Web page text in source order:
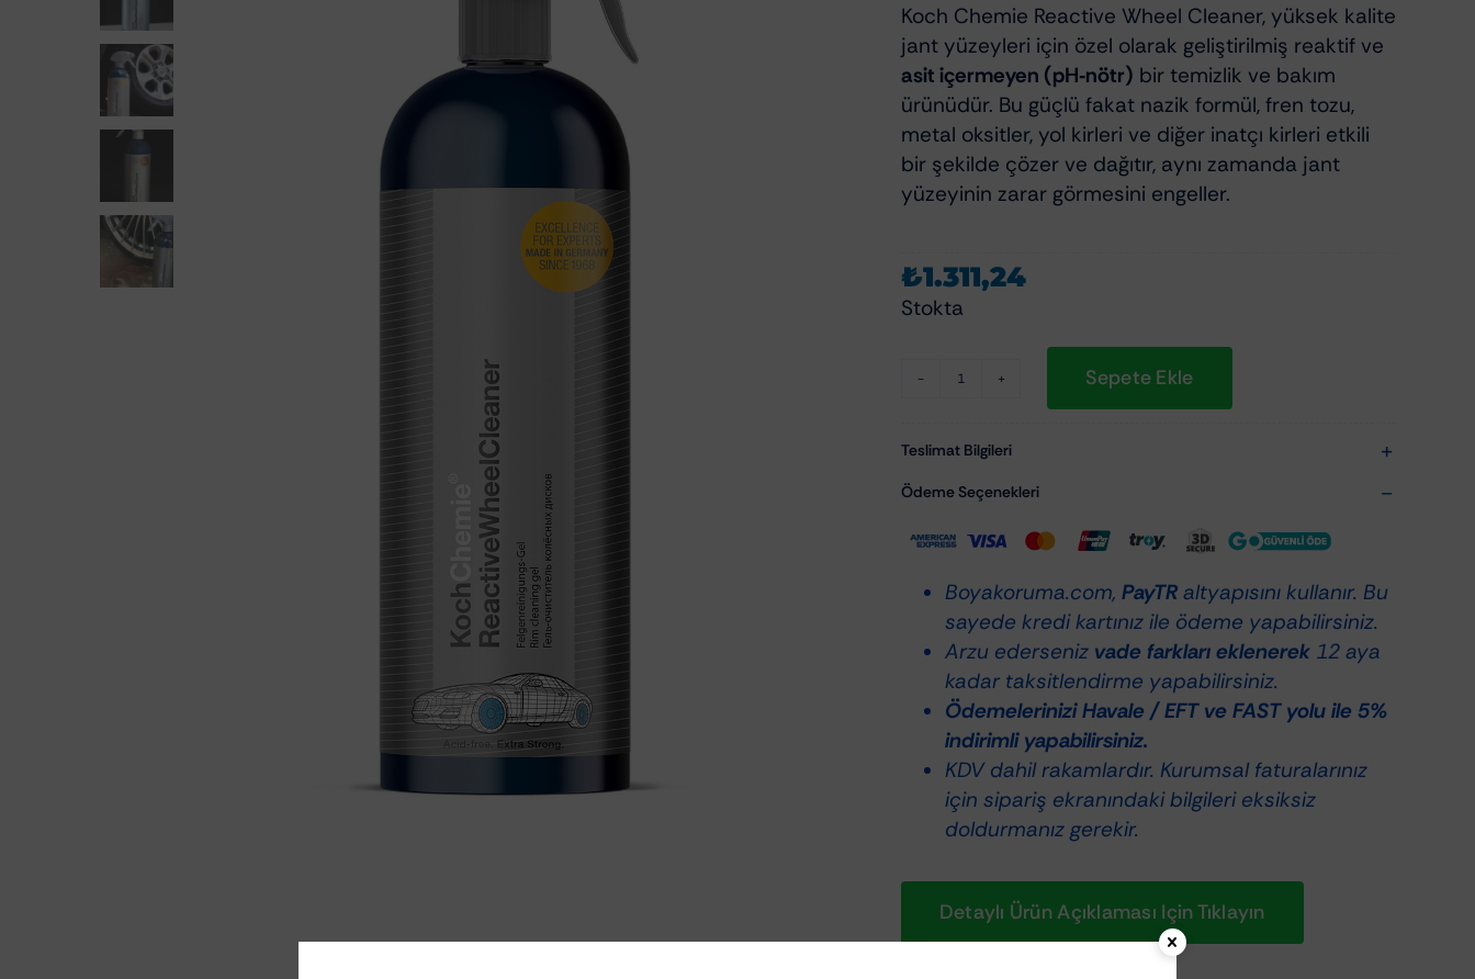
El Uygulama Pedleri
Maskeleme Bantları
Profesyoneller İçin
Sprey, Şişe Ve Dağıtıcılar
Cam Temizliği Ve Bakımı
Demir Tozu Temizleyiciler
Killer
Lastik Temizlik Ve Koruma
Motor Temizlik Ve Bakımı
Plastik Aksam Bakımı
Yıkama Aksesuarları
Koch Chemie Reactive Wheel Cleaner, yüksek kalite
jant yüzeyleri için özel olarak geliştirilmiş reaktif ve
asit içermeyen (pH‑nötr) bir temizlik ve bakım
ürünüdür. Bu güçlü fakat nazik formül, fren tozu,
metal oksitler, yol kirleri ve diğer inatçı kirleri etkili
bir şekilde çözer ve dağıtır, aynı zamanda jant
yüzeyinin zarar görmesini engeller.
₺1.311,24
Stokta
Koch
Reactive
Wheel
Cleaner
750ml
Sepete Ekle
Teslimat Bilgileri
Ödeme Seçenekleri
Boyakoruma.com, PayTRaltyapısını kullanır. Bu
sayede kredi kartınız ile ödeme yapabilirsiniz.
Arzu ederseniz vade farkları eklenerek12 aya
kadar taksitlendirme yapabilirsiniz.
Ödemelerinizi Havale / EFT ve FAST yolu ile 5%
indirimli yapabilirsiniz.
KDV dahil rakamlardır. Kurumsal faturalarınız
için sipariş ekranındaki bilgileri eksiksiz
doldurmanız gerekir.
Detaylı Ürün Açıklaması Için Tıklayın